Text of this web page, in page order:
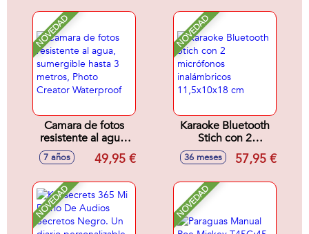
accesorios. -
Modelos surtidos
NOVEDAD
Camara de fotos
resistente al agua,
sumergible hasta 3
metros, Photo
7 años 49,95 €
NOVEDAD
Karaoke Bluetooth
Stich con 2
micrófonos
inalámbricos
36 meses 57,95 €
NOVEDAD NOVEDAD